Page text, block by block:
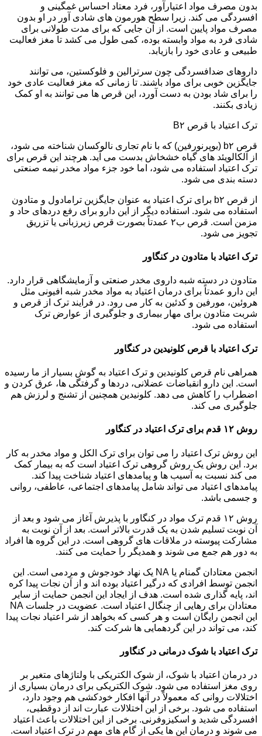
بدون مصرف مواد اعتیارآور، فرد معتاد احساس غمگینی و
افسردگی می کند. زیرا سطح هورمون های شادی آور در او بدون
مصرف مواد پایین است. از آن جایی که برای مدت طولانی برای
شادی فرد به مواد وابسته بوده، کمی طول می کشد تا مغز فعالیت
طبیعی و عادی خود را بازیابد.
داروهای ضدافسردگی چون سرترالین و فلوکستین، می توانند
جایگزین خوبی برای مواد باشند. تا زمانی که مغز فعالیت عادی خود
را برای شاد بودن به دست آورد، این قرص ها می توانند به او کمک
زیادی بکنند.
ترک اعتیاد با قرص B۲
قرص b۲ (بوپرنورفین) که با نام تجاری نالوکسان شناخته می شود،
از آلکالویئد های گیاه خشخاش بدست می آید. هرچند این قرص برای
ترک اعتیاد استفاده می شود، اما خود جزء مواد مخدر نیمه صنعتی
دسته بندی می شود.
از قرص b۲ برای ترک اعتیاد به عنوان جایگزین ترامادول و متادون
استفاده می شود. استفاده دیگر از این دارو برای رفع دردهای حاد و
مزمن است. قرص ب۲ عمدتاً بصورت قرص زیرزبانی یا تزریق
تجویز می شود.
ترک اعتیاد با متادون در کنگاور
متادون در دسته شبه داروی مخدر صنعتی و آزمایشگاهی قرار دارد.
این دارو عمدتاً برای درمان اعتیاد به مواد مخدر شبه افیونی مثل
هروئین، مورفین و کدئین به کار می رود. در فرایند ترک از قرص و
شربت متادون برای مهار بیماری و جلوگیری از عوارض ترک
استفاده می شود.
ترک اعتیاد با قرص کلونیدین در کنگاور
همراهی نام قرص کلونیدین و ترک اعتیاد به گوش بسیار از ما رسیده
است. این دارو انقباضات عضلانی، دردها و گرفتگی ها، عرق کردن و
اضطراب را کاهش می دهد. کلونیدین همچنین از تشنج و لرزش هم
جلوگیری می کند.
روش ۱۲ قدم برای ترک اعتیاد در کنگاور
این روش ترک اعتیاد را می توان برای ترک الکل و مواد مخدر به کار
برد. این روش یک روش گروهی ترک اعتیاد است که به بیمار کمک
می کند نسبت به آسیب ها و پیامدهای اعتیاد شناخت پیدا کند.
پیامدهای اعتیاد می تواند شامل پیامدهای اجتماعی، عاطفی، روانی
و جسمی باشد.
روش ۱۲ قدم ترک مواد در کنگاور با پذیرش آغاز می شود و بعد از
آن نوبت تسلیم شدن به یک قدرت بالاتر است. بعد از آن نوبت به
مشارکت پیوسته در ملاقات های گروهی است. در این گروه ها افراد
به دور هم جمع می شوند و همدیگر را حمایت می کنند.
انجمن معتادان گمنام یا NA یک نهاد خودجوش و مردمی است. این
انجمن توسط افرادی که درگیر اعتیاد بوده اند و از آن نجات پیدا کره
اند، پایه گذاری شده است. هدف از ایجاد این انجمن حمایت از سایر
معتادان برای رهایی از چنگال اعتیاد است. عضویت در جلسات NA
این انجمن رایگان است و هر کسی که بخواهد از شر اعتیاد نجات پیدا
کند، می تواند در این گردهمایی ها شرکت کند.
ترک اعتیاد با شوک درمانی در کنگاور
در درمان اعتیاد با شوک، از شوک الکتریکی با ولتاژهای متغیر بر
روی مغز استفاده می شود. شوک الکتریکی برای درمان بسیاری از
اختلالات روانی که معمولاً در آنها افکار خودکشی هم وجود دارد،
استفاده می شود. برخی از این اختلالات عبارت اند از دوقطبی،
افسردگی شدید و اسکیزوفرنی. برخی از این اختلالات باعث اعتیاد
می شوند و درمان این ها یکی از گام های مهم در ترک اعتیاد است.